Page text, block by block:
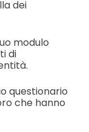
dei
modulo
di
questionario
che hanno